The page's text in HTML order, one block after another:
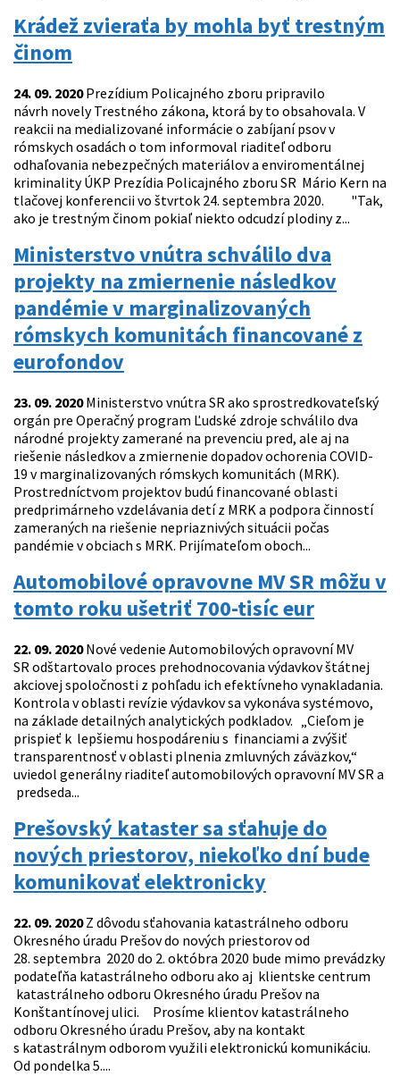
Krádež zvieraťa by mohla byť trestným
činom
24. 09. 2020Prezídium Policajného zboru pripravilo
návrh novely Trestného zákona, ktorá by to obsahovala. V
reakcii na medializované informácie o zabíjaní psov v
rómskych osadách o tom informoval riaditeľ odboru
odhaľovania nebezpečných materiálov a enviromentálnej
kriminality ÚKP Prezídia Policajného zboru SR Mário Kern na
tlačovej konferencii vo štvrtok 24. septembra 2020. "Tak,
ako je trestným činom pokiaľ niekto odcudzí plodiny z...
Ministerstvo vnútra schválilo dva
projekty na zmiernenie následkov
pandémie v marginalizovaných
rómskych komunitách financované z
eurofondov
23. 09. 2020Ministerstvo vnútra SR ako sprostredkovateľský
orgán pre Operačný program Ľudské zdroje schválilo dva
národné projekty zamerané na prevenciu pred, ale aj na
riešenie následkov a zmiernenie dopadov ochorenia COVID-
19 v marginalizovaných rómskych komunitách (MRK).
Prostredníctvom projektov budú financované oblasti
predprimárneho vzdelávania detí z MRK a podpora činností
zameraných na riešenie nepriaznivých situácii počas
pandémie v obciach s MRK. Prijímateľom oboch...
Automobilové opravovne MV SR môžu v
tomto roku ušetriť 700-tisíc eur
22. 09. 2020Nové vedenie Automobilových opravovní MV
SR odštartovalo proces prehodnocovania výdavkov štátnej
akciovej spoločnosti z pohľadu ich efektívneho vynakladania.
Kontrola v oblasti revízie výdavkov sa vykonáva systémovo,
na základe detailných analytických podkladov. „Cieľom je
prispieť k lepšiemu hospodáreniu s financiami a zvýšiť
transparentnosť v oblasti plnenia zmluvných záväzkov,“
uviedol generálny riaditeľ automobilových opravovní MV SR a
predseda...
Prešovský kataster sa sťahuje do
nových priestorov, niekoľko dní bude
komunikovať elektronicky
22. 09. 2020Z dôvodu sťahovania katastrálneho odboru
Okresného úradu Prešov do nových priestorov od
28. septembra 2020 do 2. októbra 2020 bude mimo prevádzky
podateľňa katastrálneho odboru ako aj klientske centrum
katastrálneho odboru Okresného úradu Prešov na
Konštantínovej ulici. Prosíme klientov katastrálneho
odboru Okresného úradu Prešov, aby na kontakt
s katastrálnym odborom využili elektronickú komunikáciu.
Od pondelka 5....